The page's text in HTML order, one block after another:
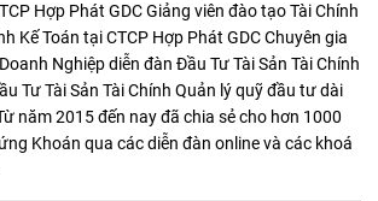
Hợp Phát GDC Giảng viên đào tạo Tài Chính
Kế Toán tại CTCP Hợp Phát GDC Chuyên gia
Nghiệp diễn đàn Đầu Tư Tài Sản Tài Chính
Tư Tài Sản Tài Chính Quản lý quỹ đầu tư dài
năm 2015 đến nay đã chia sẻ cho hơn 1000
Khoán qua các diễn đàn online và các khoá